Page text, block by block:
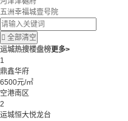
五洲幸福城壹号院
 全部清空
运城热搜楼盘榜更多>
1
鼎鑫华府
6500元/㎡
空港南区
2
运城恒大悦龙台